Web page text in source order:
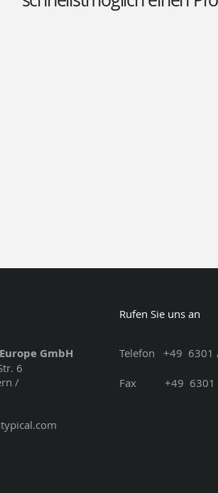
GmbH
6
/
Rufen Sie uns an
Telefon +49 6301
Fax +49